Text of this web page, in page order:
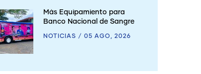
Más Equipamiento para
Banco Nacional de Sangre
NOTICIAS / 05 AGO, 2026